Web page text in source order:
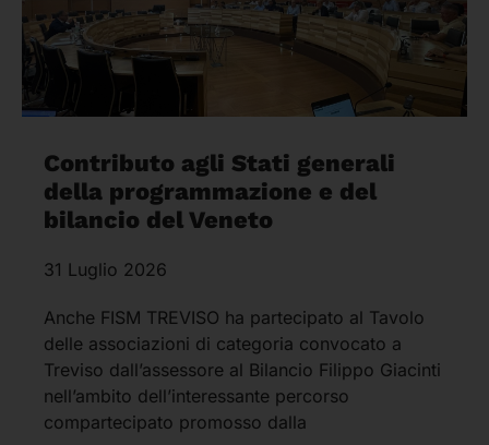
Contributo agli Stati generali
della programmazione e del
bilancio del Veneto
31 Luglio 2026
Anche FISM TREVISO ha partecipato al Tavolo
delle associazioni di categoria convocato a
Treviso dall’assessore al Bilancio Filippo Giacinti
nell’ambito dell’interessante percorso
compartecipato promosso dalla